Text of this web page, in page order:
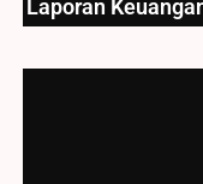
Laporan